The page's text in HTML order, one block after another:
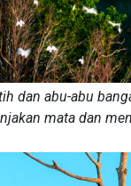
dan abu-abu
mata dan